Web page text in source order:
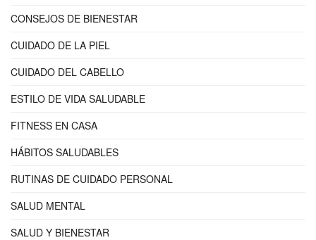
CONSEJOS DE BIENESTAR
CUIDADO DE LA PIEL
CUIDADO DEL CABELLO
ESTILO DE VIDA SALUDABLE
FITNESS EN CASA
HÁBITOS SALUDABLES
RUTINAS DE CUIDADO PERSONAL
SALUD MENTAL
SALUD Y BIENESTAR